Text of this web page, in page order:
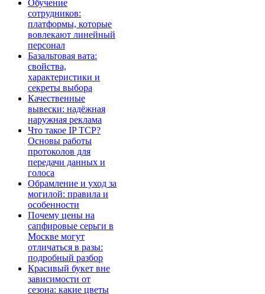
Обучение
сотрудников:
платформы, которые
вовлекают линейный
персонал
Базальтовая вата:
свойства,
характеристики и
секреты выбора
Качественные
вывески: надёжная
наружная реклама
Что такое IP TCP?
Основы работы
протоколов для
передачи данных и
голоса
Обрамление и уход за
могилой: правила и
особенности
Почему цены на
сапфировые серьги в
Москве могут
отличаться в разы:
подробный разбор
Красивый букет вне
зависимости от
сезона: какие цветы